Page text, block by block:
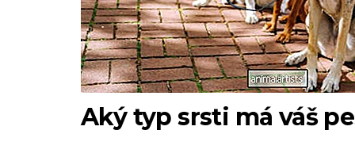
Aký typ srsti má váš